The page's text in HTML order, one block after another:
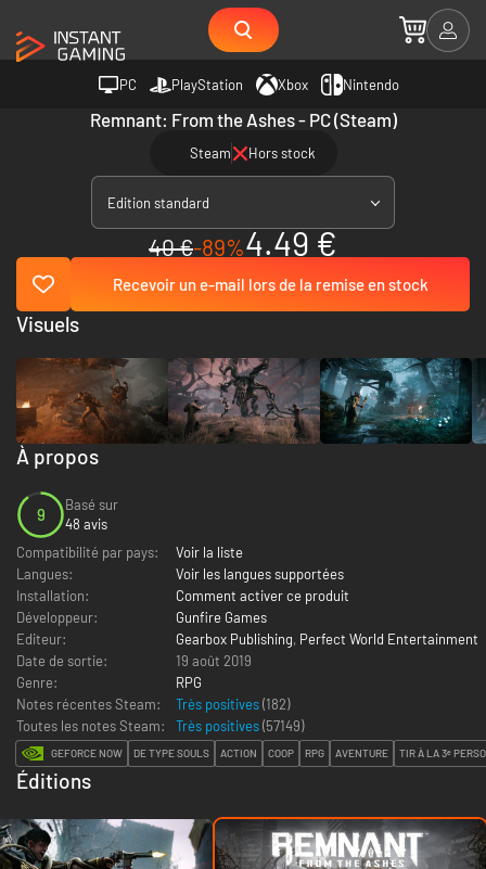
PC PlayStation Xbox Nintendo
Remnant: From the Ashes - PC (Steam)
Steam Hors stock
Edition standard
40 €-89%4.49 €
Recevoir un e-mail lors de la remise en stock
À propos
9
Basé sur
48 avis
Compatibilité par pays:
Voir la liste
Langues:
Voir les langues supportées
Installation:
Comment activer ce produit
Développeur:
Gunfire Games
Editeur:
Gearbox Publishing, Perfect World Entertainment
Date de sortie:
19 août 2019
Genre:
RPG
Notes récentes Steam:
Très positives(182)
Toutes les notes Steam:
Très positives(57149)
GEFORCE NOW DE TYPE SOULS ACTION COOP RPG AVENTURE TIR À LA 3ᵉ
Éditions
Visuels